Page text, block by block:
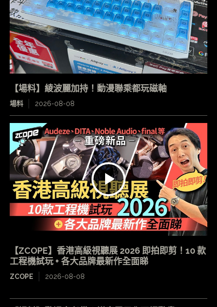
【場料】綾波麗加持！動漫聯乘都玩磁軸
場料 2026-08-08
【ZCOPE】香港高級視聽展 2026 即拍即剪！10 款
工程機試玩 + 各大品牌最新作全面睇
ZCOPE 2026-08-08